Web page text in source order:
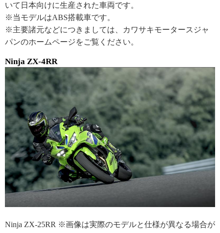
いて日本向けに生産された車両です。
※当モデルはABS搭載車です。
※主要諸元などにつきましては、カワサキモータースジャ
パンのホームページをご覧ください。
Ninja ZX-4RR
Ninja ZX-25RR ※画像は実際のモデルと仕様が異なる場合が